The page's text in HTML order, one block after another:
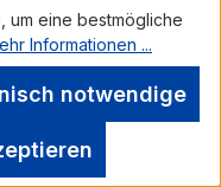
Kunststoff3-
um eine bestmögliche
Informationen ...
notwendige